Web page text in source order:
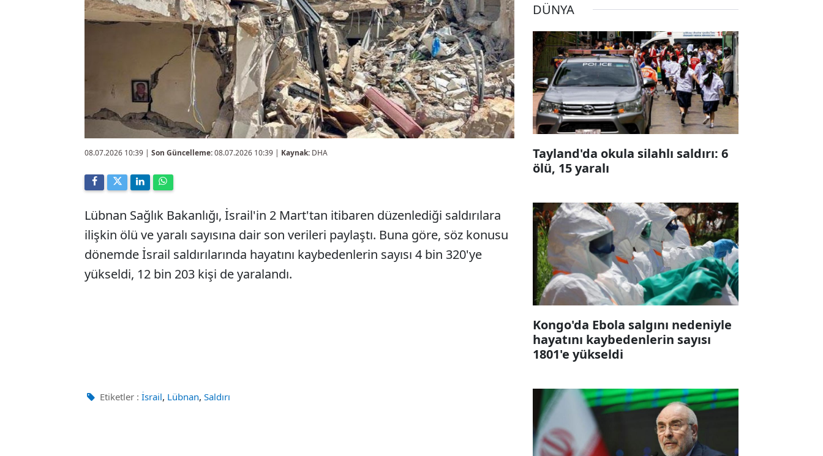
08.07.2026 10:39 | Son Güncelleme:08.07.2026 10:39 | Kaynak: DHA
Lübnan Sağlık Bakanlığı, İsrail'in 2 Mart'tan itibaren düzenlediği saldırılara
ilişkin ölü ve yaralı sayısına dair son verileri paylaştı. Buna göre, söz konusu
dönemde İsrail saldırılarında hayatını kaybedenlerin sayısı 4 bin 320'ye
yükseldi, 12 bin 203 kişi de yaralandı.
Etiketler : İsrail, Lübnan, Saldırı
DÜNYA
Tayland'da okula silahlı saldırı: 6
ölü, 15 yaralı
Kongo'da Ebola salgını nedeniyle
hayatını kaybedenlerin sayısı
1801'e yükseldi